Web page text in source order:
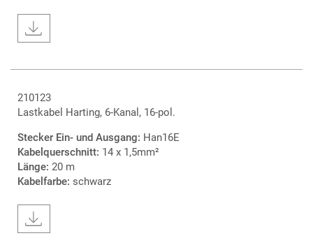
210123
Lastkabel Harting, 6-Kanal, 16-pol.
Stecker Ein- und Ausgang: Han16E
Kabelquerschnitt: 14 x 1,5mm²
Länge: 20 m
Kabelfarbe: schwarz